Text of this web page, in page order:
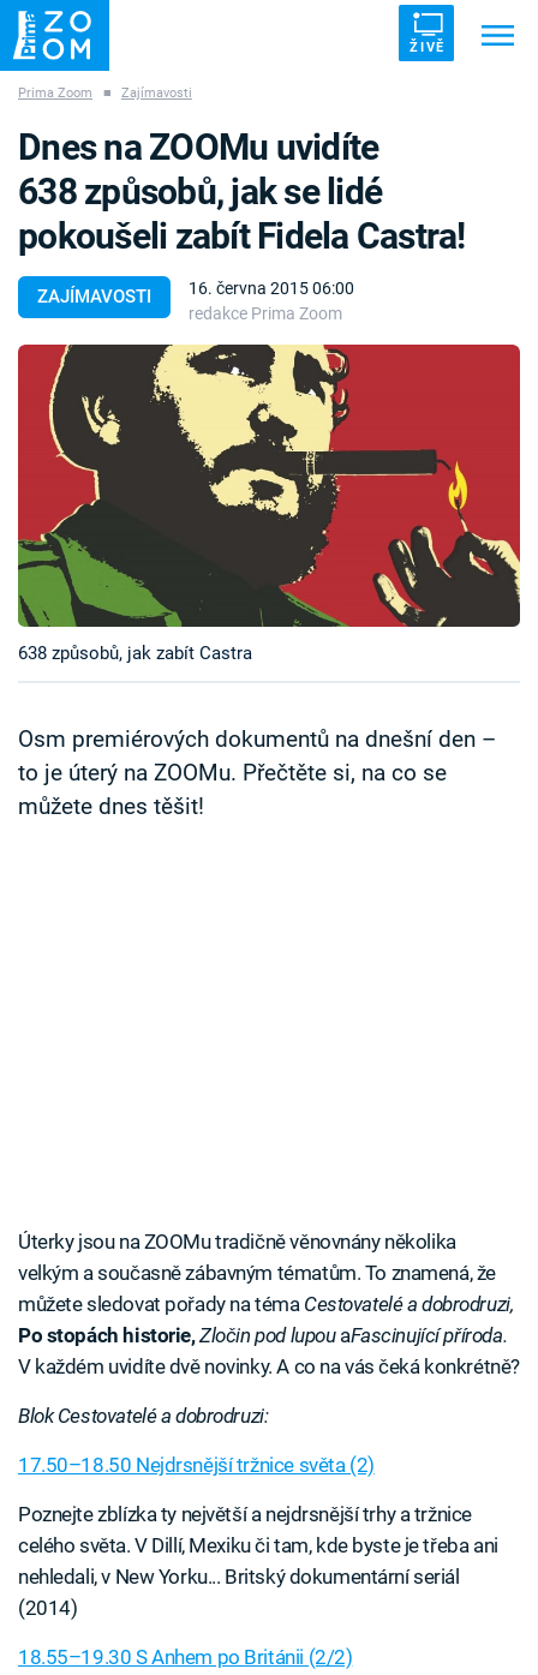
ŽIVĚ
ZÁHADY VETŘELCI DÁVNOVĚKU
Témata
Témata
Pořady
TV Program
Časopis
Sledujte prima+
Sledujte nás
Prima Zoom ■ Zajímavosti
ZAJÍMAVOSTI
16. června 2015 06:00
redakce Prima Zoom
Dnes na ZOOMu uvidíte
638 způsobů, jak se lidé
pokoušeli zabít Fidela Castra!
638 způsobů, jak zabít Castra
Osm premiérových dokumentů na dnešní den –
to je úterý na ZOOMu. Přečtěte si, na co se
můžete dnes těšit!
Úterky jsou na ZOOMu tradičně věnovnány několika
velkým a současně zábavným tématům. To znamená, že
můžete sledovat pořady na téma Cestovatelé a dobrodruzi,
Po stopách historie,Zločin pod lupou aFascinující příroda.
V každém uvidíte dvě novinky. A co na vás čeká konkrétně?
Blok Cestovatelé a dobrodruzi:
17.50–18.50 Nejdrsnější tržnice světa (2)
Poznejte zblízka ty největší a nejdrsnější trhy a tržnice
celého světa. V Dillí, Mexiku či tam, kde byste je třeba ani
nehledali, v New Yorku... Britský dokumentární seriál
(2014)
18.55–19.30 S Anhem po Británii (2/2)